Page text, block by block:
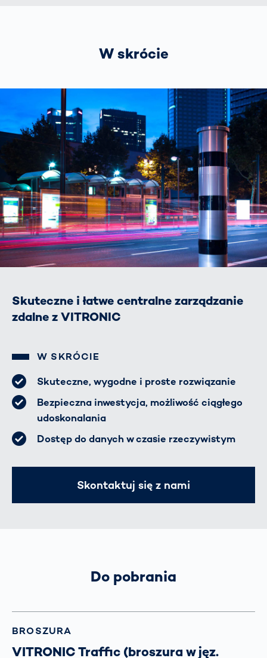
W skrócie
Skuteczne i łatwe centralne zarządzanie
zdalne z VITRONIC
W SKRÓCIE
Skuteczne, wygodne i proste rozwiązanie
Bezpieczna inwestycja, możliwość ciągłego
udoskonalania
Dostęp do danych w czasie rzeczywistym
Skontaktuj się z nami
Do pobrania
BROSZURA
VITRONIC Traffic (broszura w jęz.